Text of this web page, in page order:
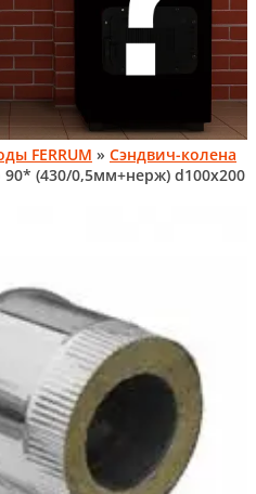
FERRUM » Сэндвич-колена
(430/0,5мм+нерж) d100х200